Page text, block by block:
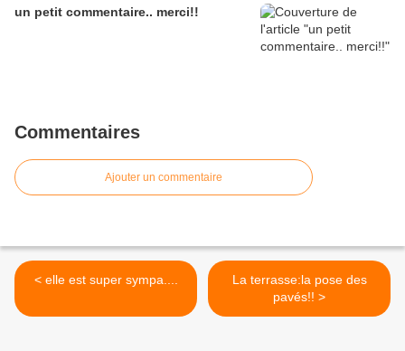
un petit commentaire.. merci!!
Commentaires
Ajouter un commentaire
< elle est super sympa....
La terrasse:la pose des
pavés!! >